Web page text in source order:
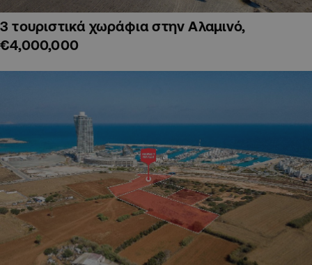
3 τουριστικά χωράφια στην Αλαμινό,
€4,000,000